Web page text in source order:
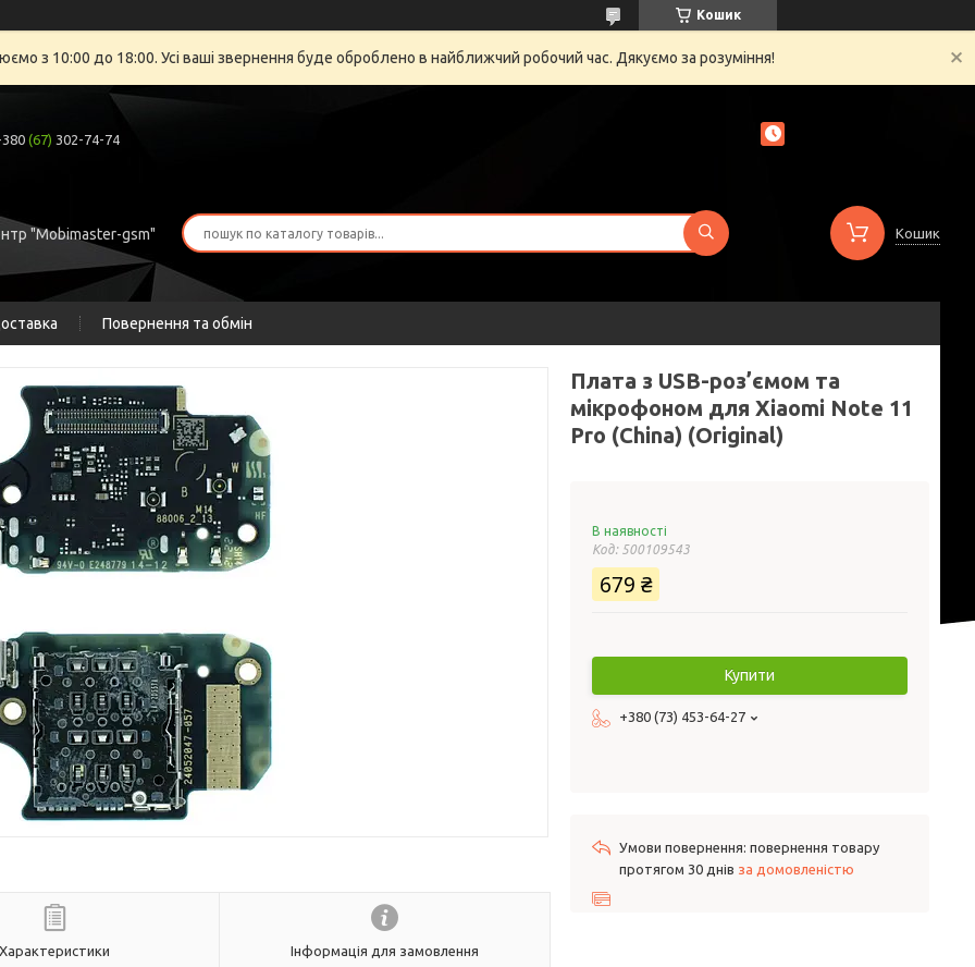
Кошик
з 10:00 до 18:00. Усі ваші звернення буде оброблено в найближчий робочий час. Дякуємо за розуміння!
(67) 302-74-74
"Mobimaster-gsm" Кошик
Повернення та обмін
Характеристики Інформація для замовлення
Плата з USB-роз’ємом та
мікрофоном для Xiaomi Note 11
Pro (China) (Original)
В наявності
Код: 500109543
679 ₴
Купити
+380 (73) 453-64-27
повернення товару
протягом 30 днів за домовленістю